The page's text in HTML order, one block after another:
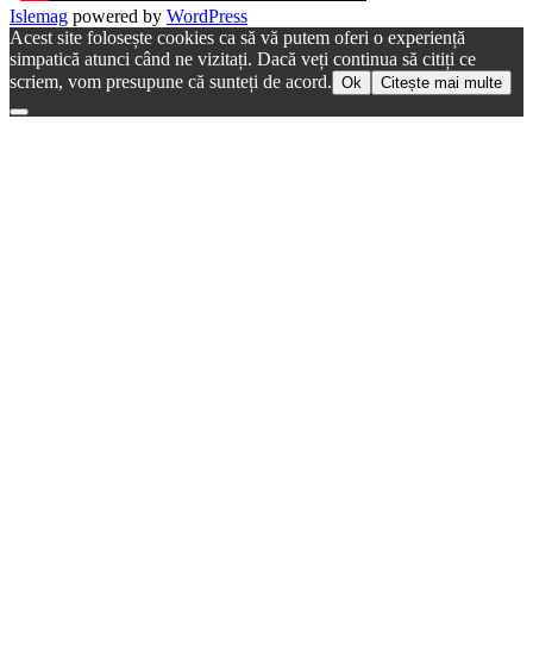
Islemag powered by WordPress
Acest site folosește cookies ca să vă putem oferi o experiență
simpatică atunci când ne vizitați. Dacă veți continua să citiți ce
scriem, vom presupune că sunteți de acord. Ok Citește mai multe